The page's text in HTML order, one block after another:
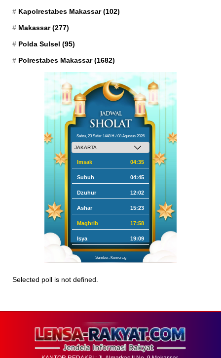
Kapolrestabes Makassar(102)
Makassar(277)
Polda Sulsel (95)
Polrestabes Makassar(1682)
Sabtu, 23 Safar 1448 H / 08 Agustus 2026
Imsak 04:35
Subuh 04:45
Dzuhur 12:02
Ashar 15:23
Maghrib 17:58
Isya 19:09
Sumber: Kemenag
Selected poll is not defined.